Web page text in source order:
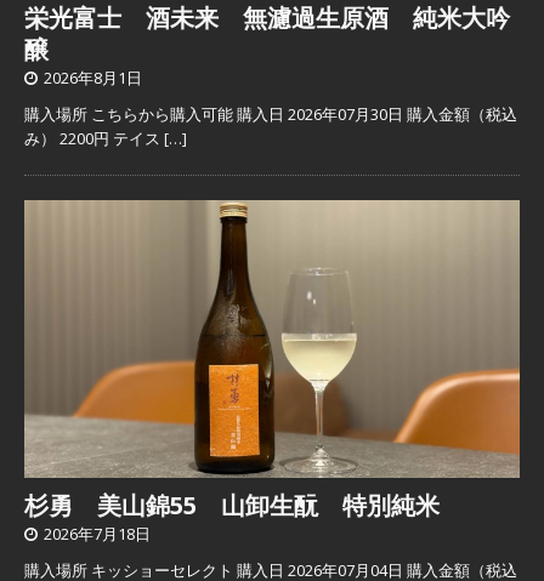
栄光富士 酒未来 無濾過生原酒 純米大吟
醸
2026年8月1日
購入場所 こちらから購入可能 購入日 2026年07月30日 購入金額（税込
み） 2200円 テイス […]
杉勇 美山錦55 山卸生酛 特別純米
2026年7月18日
購入場所 キッショーセレクト 購入日 2026年07月04日 購入金額（税込